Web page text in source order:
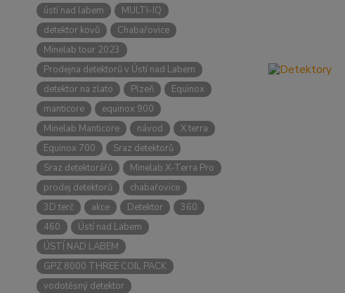
ústí nad labem
MULTI-IQ
detektor kovů
Chabařovice
Minelab tour 2023
Prodejna detektorů v Ústí nad Labem
detektor na zlato
Plzeň
Equinox
manticore
equinox 900
Minelab Manticore
návod
X terra
Equinox 700
Sraz detektorů
Sraz detektorářů
Minelab X-Terra Pro
prodej detektorů
chabařovice
3D terč
akce Detektor
360
460
Ústí nad Labem
ÚSTÍ NAD LABEM
GPZ 8000 THREE COIL PACK
vodotěsný detektor